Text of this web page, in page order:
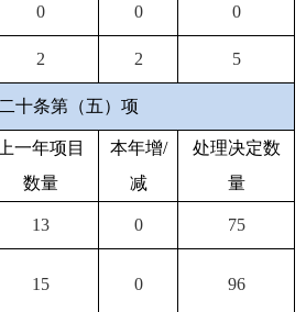
0 0 0
2 2 5
十条第（五）项
上一年项目
数量
本年增/
减
处理决定数
量
13 0 75
15 0 96